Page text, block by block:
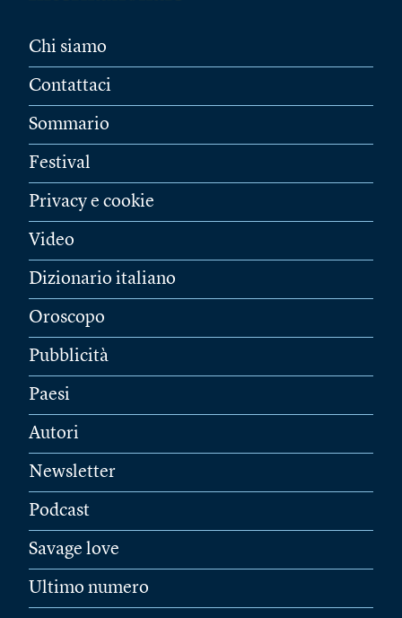
Chi siamo
Contattaci
Sommario
Festival
Privacy e cookie
Video
Dizionario italiano
Oroscopo
Pubblicità
Paesi
Autori
Newsletter
Podcast
Savage love
Ultimo numero